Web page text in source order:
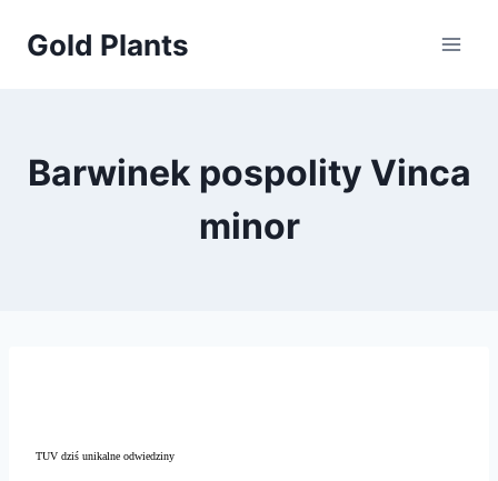
Gold Plants
Barwinek pospolity Vinca
minor
TUV dziś unikalne odwiedziny